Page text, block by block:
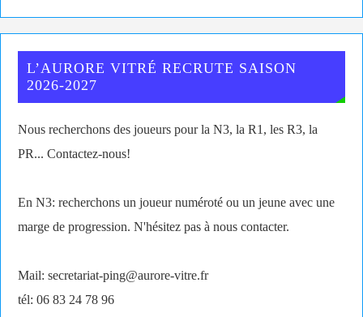
L’AURORE VITRÉ RECRUTE SAISON
2026-2027
Nous recherchons des joueurs pour la N3, la R1, les R3, la
PR... Contactez-nous!
En N3: recherchons un joueur numéroté ou un jeune avec une
marge de progression. N'hésitez pas à nous contacter.
Mail: secretariat-ping@aurore-vitre.fr
tél: 06 83 24 78 96